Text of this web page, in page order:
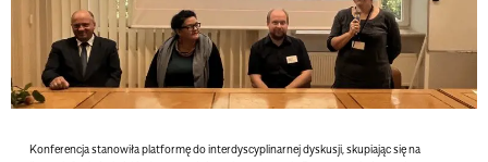
Konferencja stanowiła platformę do interdyscyplinarnej dyskusji, skupiając się na